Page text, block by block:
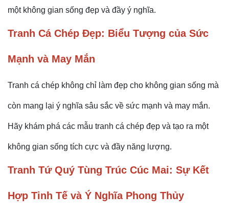
một không gian sống đẹp và đầy ý nghĩa.
Tranh Cá Chép Đẹp: Biểu Tượng của Sức
Mạnh và May Mắn
Tranh cá chép không chỉ làm đẹp cho không gian sống mà
còn mang lại ý nghĩa sâu sắc về sức mạnh và may mắn.
Hãy khám phá các mẫu tranh cá chép đẹp và tạo ra một
không gian sống tích cực và đầy năng lượng.
Tranh Tứ Quý Tùng Trúc Cúc Mai: Sự Kết
Hợp Tinh Tế và Ý Nghĩa Phong Thủy